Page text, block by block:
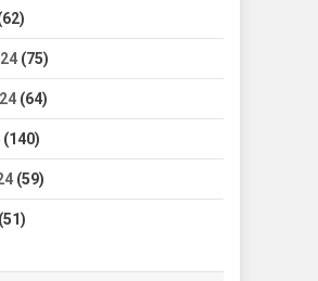
(75)
(64)
(140)
(59)
(51)